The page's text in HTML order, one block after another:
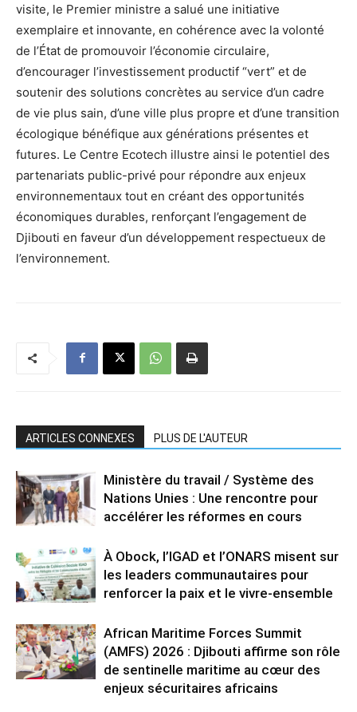
visite, le Premier ministre a salué une initiative
exemplaire et innovante, en cohérence avec la volonté
de l’État de promouvoir l’économie circulaire,
d’encourager l’investissement productif “vert” et de
soutenir des solutions concrètes au service d’un cadre
de vie plus sain, d’une ville plus propre et d’une transition
écologique bénéfique aux générations présentes et
futures. Le Centre Ecotech illustre ainsi le potentiel des
partenariats public-privé pour répondre aux enjeux
environnementaux tout en créant des opportunités
économiques durables, renforçant l’engagement de
Djibouti en faveur d’un développement respectueux de
l’environnement.
ARTICLES CONNEXES PLUS DE L'AUTEUR
Ministère du travail / Système des
Nations Unies : Une rencontre pour
accélérer les réformes en cours
À Obock, l’IGAD et l’ONARS misent sur
les leaders communautaires pour
renforcer la paix et le vivre-ensemble
African Maritime Forces Summit
(AMFS) 2026 : Djibouti affirme son rôle
de sentinelle maritime au cœur des
enjeux sécuritaires africains